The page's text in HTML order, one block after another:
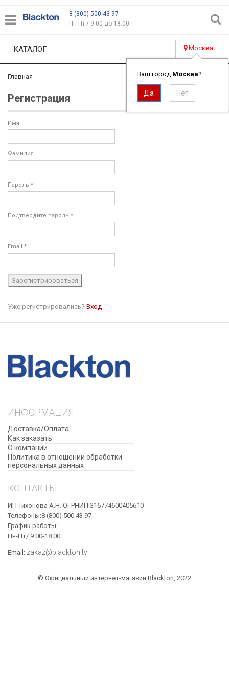
8 (800) 500 43 97
Пн-Пт / 9:00 до 18:00
КАТАЛОГ Москва
Ваш город Москва?
Главная
Регистрация
Имя
Фамилия
Пароль *
Подтвердите пароль *
Email *
Уже регистрировались? Вход
ИНФОРМАЦИЯ
Доставка/Оплата
Как заказать
О компании
Политика в отношении обработки
персональных данных
КОНТАКТЫ
ИП Тихонова А.Н. ОГРНИП:316774600405610
Телефоны:8 (800) 500 43 97
График работы:
Пн-Пт/ 9:00-18:00
Email: zakaz@blackton.tv
© Официальный интернет-магазин Blackton, 2022